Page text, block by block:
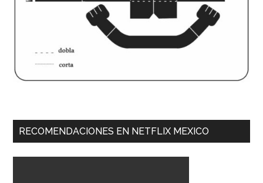
RECOMENDACIONES EN NETFLIX MEXICO